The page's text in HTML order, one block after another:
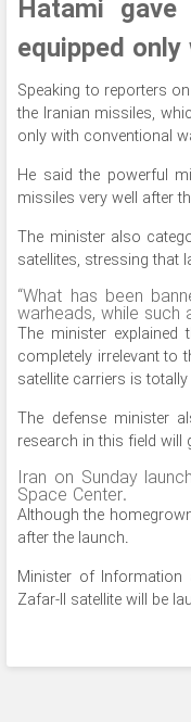
Hatami
equipped
Speaking to reporters
the Iranian missiles,
only with conventional
He said the powerful
missiles very well after
The minister also
satellites, stressing that
“What has been
warheads, while such
The minister
completely irrelevant to
satellite carriers is
The defense minister
research in this field will
Iran on Sunday
Space Center.
Although the
after the launch.
Minister of Information
Zafar-II satellite will be